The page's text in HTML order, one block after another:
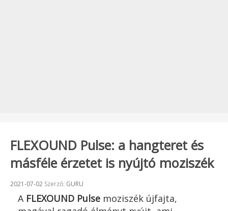
FLEXOUND Pulse: a hangteret és
másféle érzetet is nyújtó moziszék
Beküldve:
2021-07-02 Szerző: GURU
A FLEXOUND Pulse moziszék újfajta,